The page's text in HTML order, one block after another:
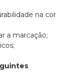
na cor
a marcação;